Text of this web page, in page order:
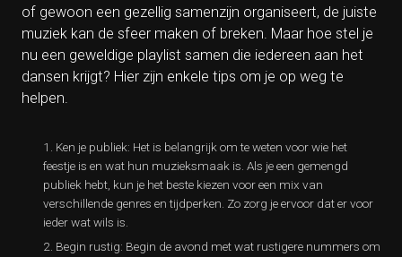
of gewoon een gezellig samenzijn organiseert, de juiste
muziek kan de sfeer maken of breken. Maar hoe stel je
nu een geweldige playlist samen die iedereen aan het
dansen krijgt? Hier zijn enkele tips om je op weg te
helpen.
Ken je publiek: Het is belangrijk om te weten voor wie het
feestje is en wat hun muzieksmaak is. Als je een gemengd
publiek hebt, kun je het beste kiezen voor een mix van
verschillende genres en tijdperken. Zo zorg je ervoor dat er voor
ieder wat wils is.
Begin rustig: Begin de avond met wat rustigere nummers om